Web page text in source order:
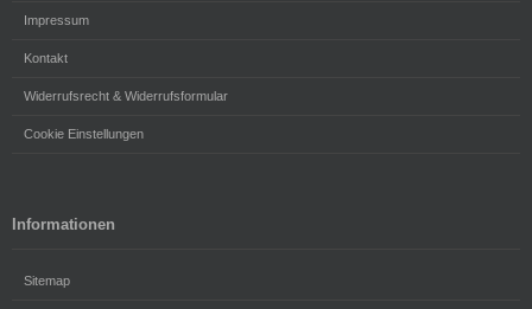
Impressum
Kontakt
Widerrufsrecht & Widerrufsformular
Cookie Einstellungen
Informationen
Sitemap